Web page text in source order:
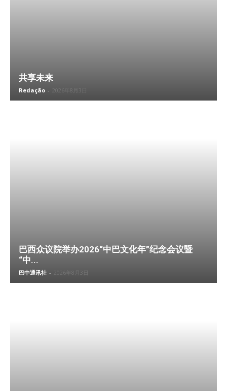
共享未来
Redação - 2026年8月3日
巴西众议院举办2026“中巴文化年”纪念会议暨
“中...
巴中通讯社 - 2026年8月3日